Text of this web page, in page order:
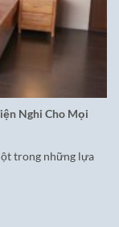
Nghi Cho Mọi
trong những lựa